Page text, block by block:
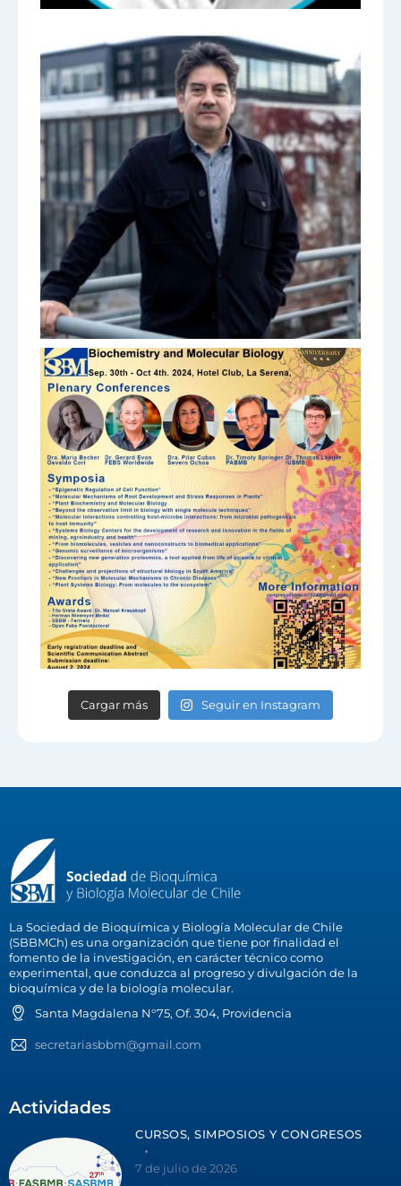
Cargar más Seguir en Instagram
La Sociedad de Bioquímica y Biología Molecular de Chile
(SBBMCh) es una organización que tiene por finalidad el
fomento de la investigación, en carácter técnico como
experimental, que conduzca al progreso y divulgación de la
bioquímica y de la biología molecular.
Santa Magdalena N°75, Of. 304, Providencia
secretariasbbm@gmail.com
Actividades
CURSOS, SIMPOSIOS Y CONGRESOS
7 de julio de 2026